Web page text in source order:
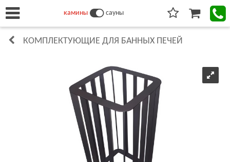
камины сауны
КОМПЛЕКТУЮЩИЕ ДЛЯ БАННЫХ ПЕЧЕЙ